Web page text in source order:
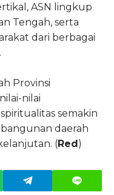
ASN lingkup
Tengah, serta
dari berbagai
Provinsi
nilai
semakin
daerah
(Red )